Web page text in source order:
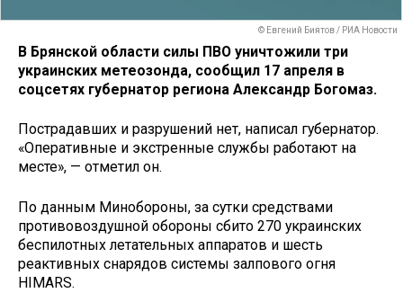
© Евгений Биятов / РИА Новости
В Брянской области силы ПВО уничтожили три
украинских метеозонда, сообщил 17 апреля в
соцсетях губернатор региона Александр Богомаз.
Пострадавших и разрушений нет, написал губернатор.
«Оперативные и экстренные службы работают на
месте», — отметил он.
По данным Минобороны, за сутки средствами
противовоздушной обороны сбито 270 украинских
беспилотных летательных аппаратов и шесть
реактивных снарядов системы залпового огня
HIMARS.